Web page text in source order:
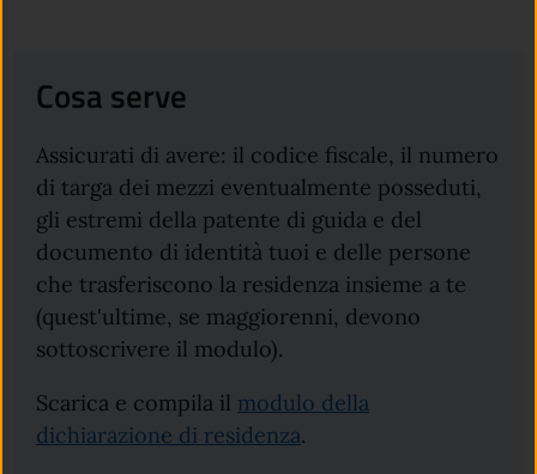
Cosa serve
Assicurati di avere: il codice fiscale, il numero
di targa dei mezzi eventualmente posseduti,
gli estremi della patente di guida e del
documento di identità tuoi e delle persone
che trasferiscono la residenza insieme a te
(quest'ultime, se maggiorenni, devono
sottoscrivere il modulo).
Scarica e compila il modulo della
dichiarazione di residenza.